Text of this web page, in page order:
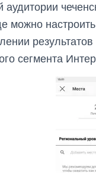
можно
сегмента